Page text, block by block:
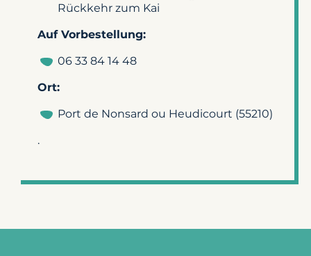
Rückkehr zum Kai
Auf Vorbestellung:
06 33 84 14 48
Ort:
Port de Nonsard ou Heudicourt (55210)
.